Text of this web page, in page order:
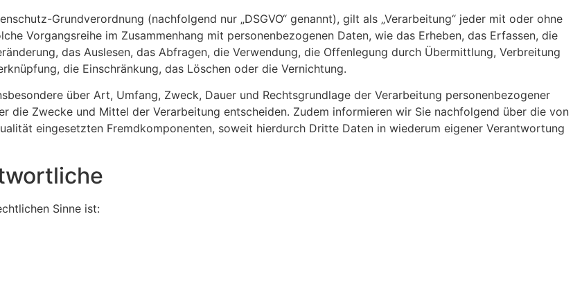
Grundverordnung (nachfolgend nur „DSGVO“ genannt), gilt als „Verarbeitung“ jeder mit oder ohne
Vorgangsreihe im Zusammenhang mit personenbezogenen Daten, wie das Erheben, das Erfassen, die
das Auslesen, das Abfragen, die Verwendung, die Offenlegung durch Übermittlung, Verbreitung
die Einschränkung, das Löschen oder die Vernichtung.
über Art, Umfang, Zweck, Dauer und Rechtsgrundlage der Verarbeitung personenbezogener
die Zwecke und Mittel der Verarbeitung entscheiden. Zudem informieren wir Sie nachfolgend über die von
eingesetzten Fremdkomponenten, soweit hierdurch Dritte Daten in wiederum eigener Verantwortung
Sinne ist: